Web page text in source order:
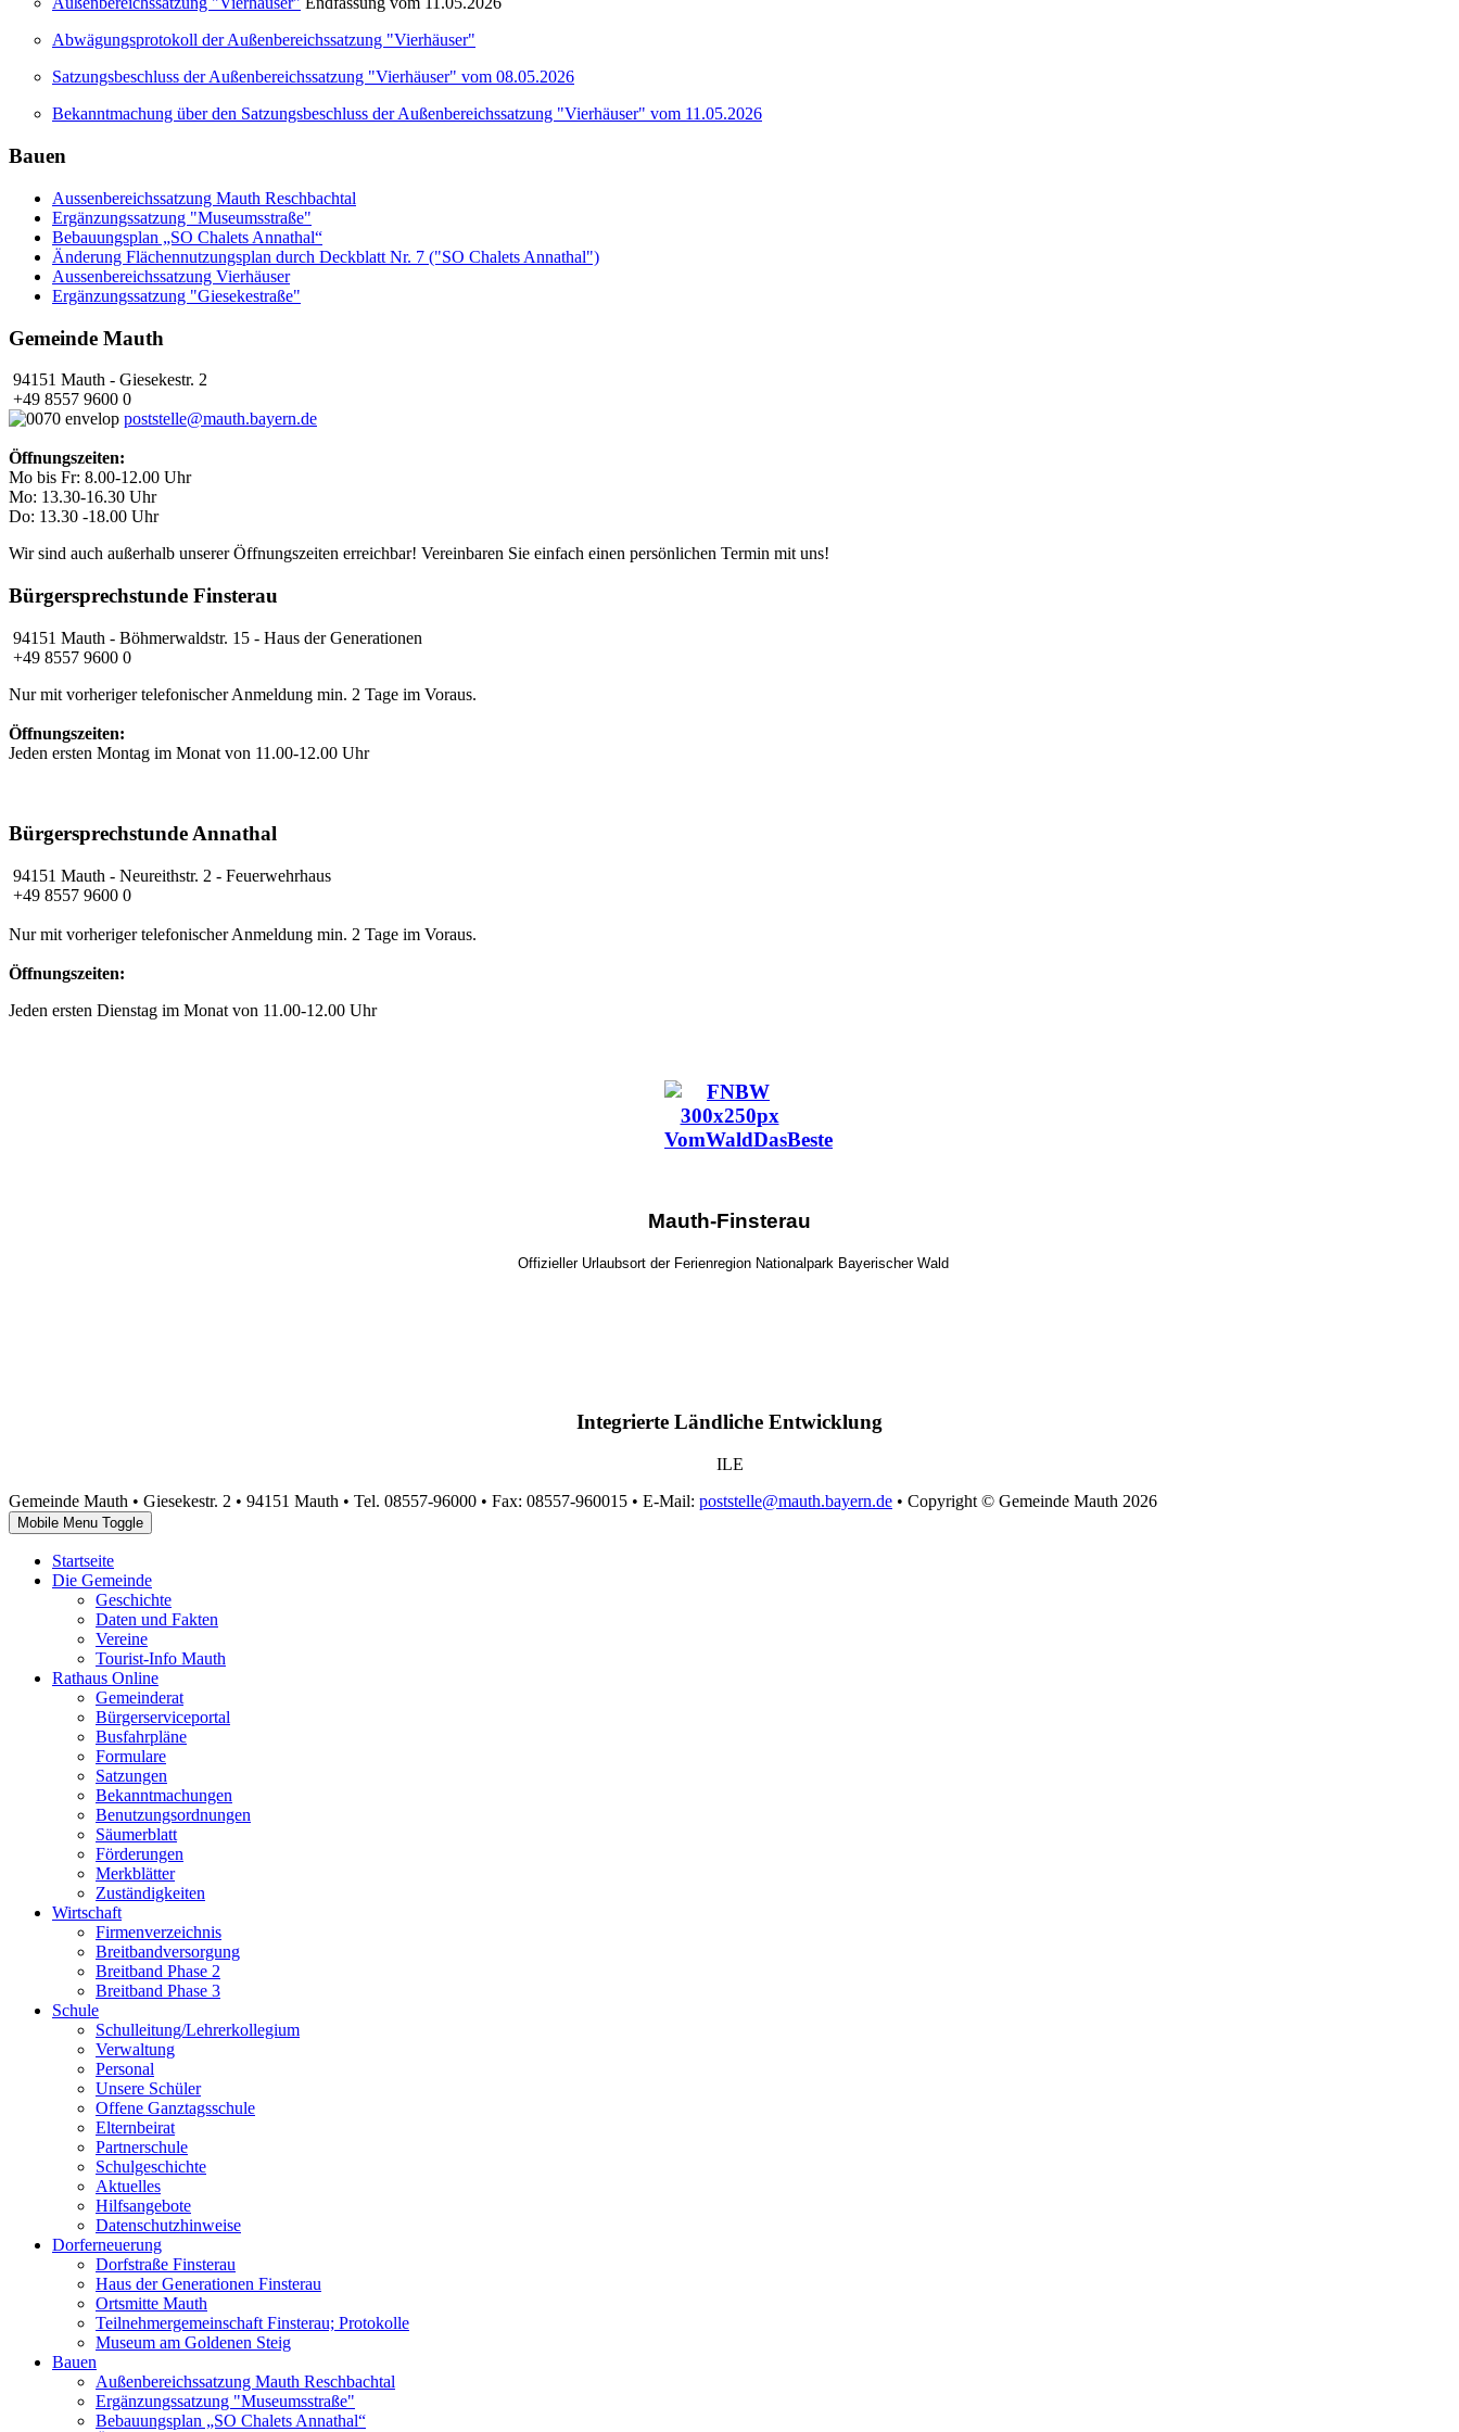
Abwägungsprotokoll der Außenbereichssatzung "Vierhäuser"
Satzungsbeschluss der Außenbereichssatzung "Vierhäuser" vom 08.05.2026
Bekanntmachung über den Satzungsbeschluss der Außenbereichssatzung "Vierhäuser" vom 11.05.2026
Bauen
Aussenbereichssatzung Mauth Reschbachtal
Ergänzungssatzung "Museumsstraße"
Bebauungsplan „SO Chalets Annathal“
Änderung Flächennutzungsplan durch Deckblatt Nr. 7 ("SO Chalets Annathal")
Aussenbereichssatzung Vierhäuser
Ergänzungssatzung "Giesekestraße"
Gemeinde Mauth
94151 Mauth - Giesekestr. 2
+49 8557 9600 0
poststelle@mauth.bayern.de
Öffnungszeiten:
Mo bis Fr: 8.00-12.00 Uhr
Mo: 13.30-16.30 Uhr
Do: 13.30 -18.00 Uhr
Wir sind auch außerhalb unserer Öffnungszeiten erreichbar! Vereinbaren Sie einfach einen persönlichen Termin mit uns!
Bürgersprechstunde Finsterau
94151 Mauth - Böhmerwaldstr. 15 - Haus der Generationen
+49 8557 9600 0
Nur mit vorheriger telefonischer Anmeldung min. 2 Tage im Voraus.
Öffnungszeiten:
Jeden ersten Montag im Monat von 11.00-12.00 Uhr
Bürgersprechstunde Annathal
94151 Mauth - Neureithstr. 2 - Feuerwehrhaus
+49 8557 9600 0
Nur mit vorheriger telefonischer Anmeldung min. 2 Tage im Voraus.
Öffnungszeiten:
Jeden ersten Dienstag im Monat von 11.00-12.00 Uhr
Mauth-Finsterau
Offizieller Urlaubsort der Ferienregion Nationalpark Bayerischer Wald
Integrierte Ländliche Entwicklung
ILE
Gemeinde Mauth • Giesekestr. 2 • 94151 Mauth • Tel. 08557-96000 • Fax: 08557-960015 • E-Mail: poststelle@mauth.bayern.de • Copyright © Gemeinde Mauth 2026
Mobile Menu Toggle
Startseite
Die Gemeinde
Geschichte
Daten und Fakten
Vereine
Tourist-Info Mauth
Rathaus Online
Gemeinderat
Bürgerserviceportal
Busfahrpläne
Formulare
Satzungen
Bekanntmachungen
Benutzungsordnungen
Säumerblatt
Förderungen
Merkblätter
Zuständigkeiten
Wirtschaft
Firmenverzeichnis
Breitbandversorgung
Breitband Phase 2
Breitband Phase 3
Schule
Schulleitung/Lehrerkollegium
Verwaltung
Personal
Unsere Schüler
Offene Ganztagsschule
Elternbeirat
Partnerschule
Schulgeschichte
Aktuelles
Hilfsangebote
Datenschutzhinweise
Dorferneuerung
Dorfstraße Finsterau
Haus der Generationen Finsterau
Ortsmitte Mauth
Teilnehmergemeinschaft Finsterau; Protokolle
Museum am Goldenen Steig
Bauen
Außenbereichssatzung Mauth Reschbachtal
Ergänzungssatzung "Museumsstraße"
Bebauungsplan „SO Chalets Annathal“